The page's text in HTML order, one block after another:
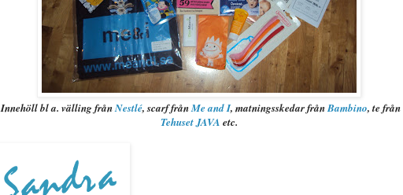
Innehöll bl a. välling frånNestlé, scarf frånMe and I, matningsskedar frånBambino, te från
Tehuset JAVA etc.